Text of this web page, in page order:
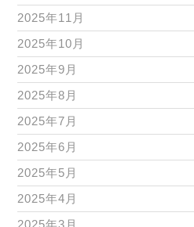
2025年11月
2025年10月
2025年9月
2025年8月
2025年7月
2025年6月
2025年5月
2025年4月